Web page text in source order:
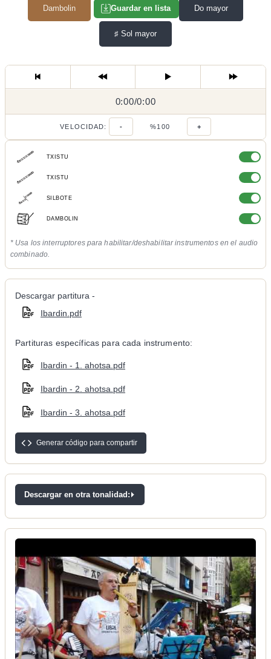
Dambolin Guardar en lista Do mayor
♯ Sol mayor
0:00/
0:00/0:00
VELOCIDAD: - %100 +
TXISTU
TXISTU
SILBOTE
DAMBOLIN
* Usa los interruptores para habilitar/deshabilitar instrumentos en el audio
combinado.
Descargar partitura -
Ibardin.pdf
Partituras específicas para cada instrumento:
Ibardin - 1. ahotsa.pdf
Ibardin - 2. ahotsa.pdf
Ibardin - 3. ahotsa.pdf
Generar código para compartir
Descargar en otra tonalidad: